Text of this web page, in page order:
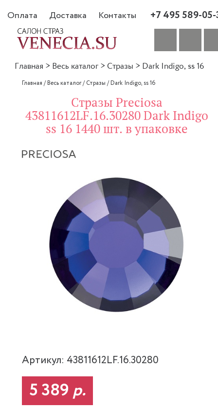
Оплата Доставка Контакты +7 495 589-
Главная > Весь каталог > Стразы > Dark Indigo, ss 16
Главная /Весь каталог/Стразы /Dark Indigo, ss 16
Стразы Preciosa
43811612LF.16.30280 Dark Indigo
ss 16 1440 шт. в упаковке
Артикул: 43811612LF.16.30280
5 389 р.